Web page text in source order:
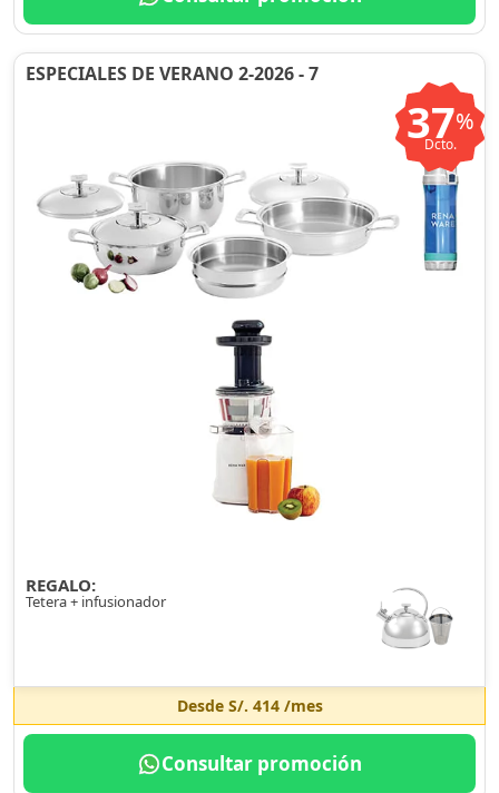
ESPECIALES DE VERANO 2-2026 - 7
37%
Dcto.
REGALO:
Tetera + infusionador
Desde S/. 414/mes
Consultar promoción